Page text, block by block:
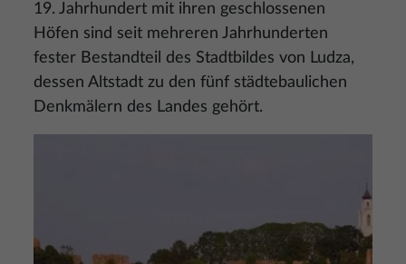
19. Jahrhundert mit ihren geschlossenen
Höfen sind seit mehreren Jahrhunderten
fester Bestandteil des Stadtbildes von Ludza,
dessen Altstadt zu den fünf städtebaulichen
Denkmälern des Landes gehört.